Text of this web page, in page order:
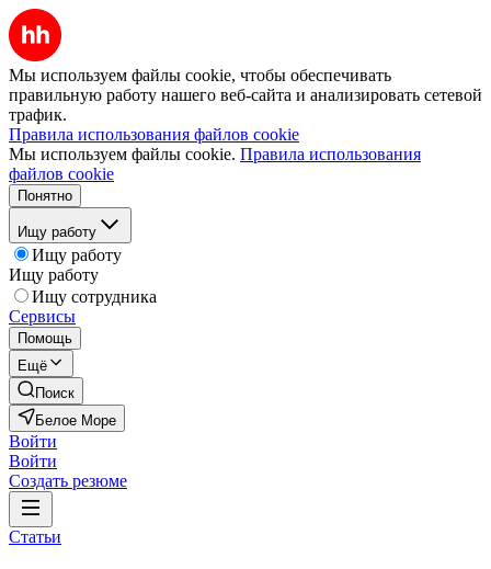
Мы используем файлы cookie, чтобы обеспечивать
правильную работу нашего веб-сайта и анализировать сетевой
трафик.
Правила использования файлов cookie
Мы используем файлы cookie. Правила использования
файлов cookie
Понятно
Ищу работу
Ищу работу
Ищу работу
Ищу сотрудника
Сервисы
Помощь
Ещё
Поиск
Белое Море
Войти
Войти
Создать резюме
Статьи